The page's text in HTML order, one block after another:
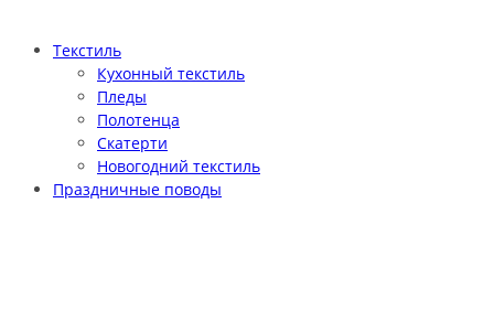
Текстиль
Кухонный текстиль
Пледы
Полотенца
Скатерти
Новогодний текстиль
Праздничные поводы